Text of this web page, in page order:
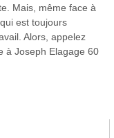
Mais, même face à
est toujours
Alors, appelez
à Joseph Elagage 60